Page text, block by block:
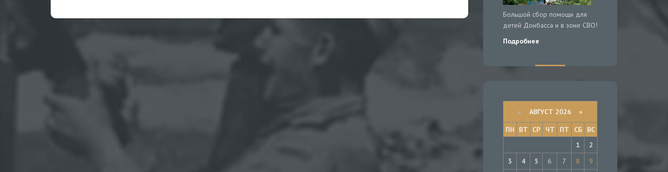
Большой сбор помощи для
детей Донбасса и в зоне СВО!
Подробнее
« АВГУСТ 2026 »
ПН
ВТ СР ЧТ ПТ СБ
ВС
1
2
3
4 5 6 7 8
9